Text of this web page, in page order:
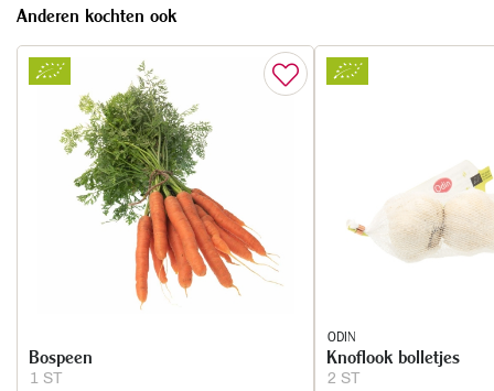
Anderen kochten ook
1 ST
Bospeen
ODIN
2 ST
Knoflook bolletjes